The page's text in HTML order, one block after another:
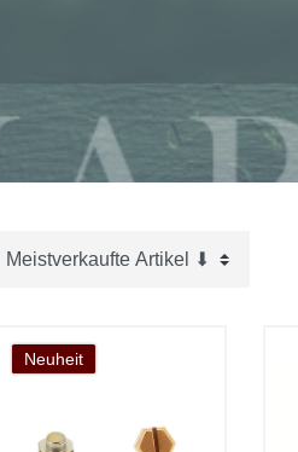
Neuheit